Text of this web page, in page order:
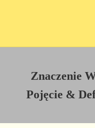
Znaczenie
Pojęcie &